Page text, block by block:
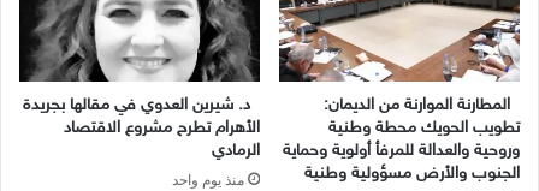
المطارنة الموارنة من الديمان:
تطويب الحويك محطة وطنية
وروحية والعدالة للمرفأ أولوية وحماية
الجنوب والأرض مسؤولية وطنية
د. شيرين العدوي في مقالها بجريدة
الأهرام تطرح مشروع الاقتصاد
الرمادي
منذ يوم واحد